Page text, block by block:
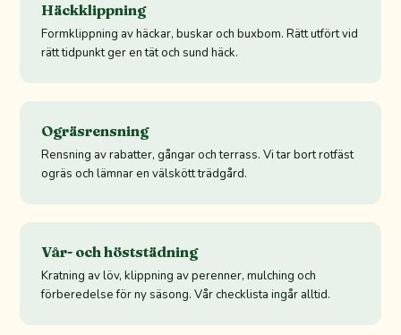
Häckklippning
Formklippning av häckar, buskar och buxbom. Rätt utfört vid
rätt tidpunkt ger en tät och sund häck.
Ogräsrensning
Rensning av rabatter, gångar och terrass. Vi tar bort rotfäst
ogräs och lämnar en välskött trädgård.
Vår- och höststädning
Kratning av löv, klippning av perenner, mulching och
förberedelse för ny säsong. Vår checklista ingår alltid.